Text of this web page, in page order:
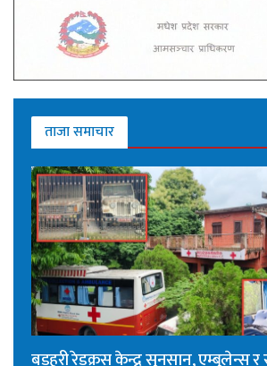
ताजा समाचार
बडहरी रेडक्रस केन्द्र सुनसान, एम्बुलेन्स